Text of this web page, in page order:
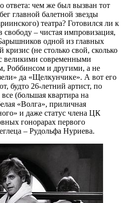
ответа: чем же был вызван тот
главной балетной звезды
театра? Готовился ли к
– чистая импровизация,
одной из главных
(не столько свой, сколько
великими современными
Роббинсом и другими, а не
да «Щелкунчике». А вот его
будто 26-летний артист, по
(большая квартира на
«Волга», приличная
и даже статус члена ЦК
гонорарах первого
– Рудольфа Нуриева.